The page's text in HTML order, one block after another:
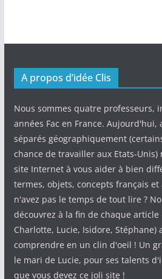
A propos d’idée Clis
Nous sommes quatre professeurs,
années Fac en France. Aujourd'hui,
séparés géographiquement
chance de travailler aux Etats-Unis)
site Internet à vous aider à bien
termes, objets, concepts français et
n'avez pas le temps de tout lire ?
découvrez à la fin de chaque article
Charlotte, Lucie, Isidore, Stéphane)
comprendre en un clin d'oeil ! Un
le mari de Lucie, pour ses talents
que vous devez ce joli site !